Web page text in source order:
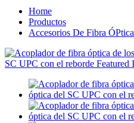
Home
Productos
Accesorios De Fibra ÓPtica